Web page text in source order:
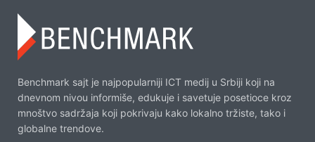
Benchmark sajt je najpopularniji ICT medij u Srbiji koji na
dnevnom nivou informiše, edukuje i savetuje posetioce kroz
mnoštvo sadržaja koji pokrivaju kako lokalno tržiste, tako i
globalne trendove.